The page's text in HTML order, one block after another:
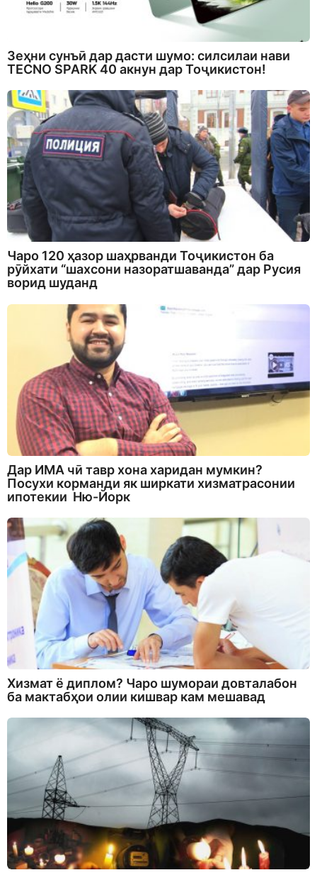
Зеҳни сунъӣ дар дасти шумо: силсилаи нави
TECNO SPARK 40 акнун дар Тоҷикистон!
Чаро 120 ҳазор шаҳрванди Тоҷикистон ба
рӯйхати “шахсони назоратшаванда” дар Русия
ворид шуданд
Дар ИМА чӣ тавр хона харидан мумкин?
Посухи корманди як ширкати хизматрасонии
ипотекии Ню-Йорк
Хизмат ё диплом? Чаро шумораи довталабон
ба мактабҳои олии кишвар кам мешавад